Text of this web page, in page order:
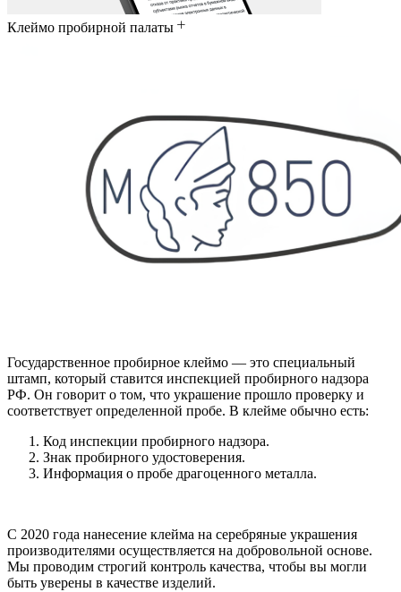
Клеймо пробирной палаты
Государственное пробирное клеймо — это специальный
штамп, который ставится инспекцией пробирного надзора
РФ. Он говорит о том, что украшение прошло проверку и
соответствует определенной пробе. В клейме обычно есть:
Код инспекции пробирного надзора.
Знак пробирного удостоверения.
Информация о пробе драгоценного металла.
С 2020 года нанесение клейма на серебряные украшения
производителями осуществляется на добровольной основе.
Мы проводим строгий контроль качества, чтобы вы могли
быть уверены в качестве изделий.